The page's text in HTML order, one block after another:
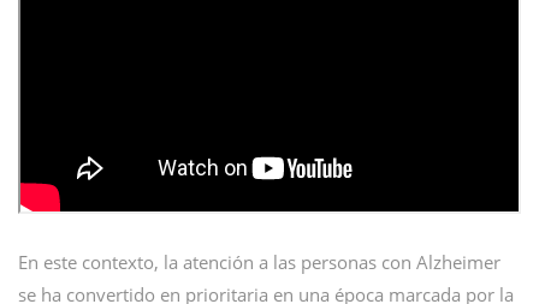
En este contexto, la atención a las personas con Alzheimer
se ha convertido en prioritaria en una época marcada por la